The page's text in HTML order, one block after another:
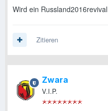
Wird ein
Zitieren
Zwara
V.I.P.